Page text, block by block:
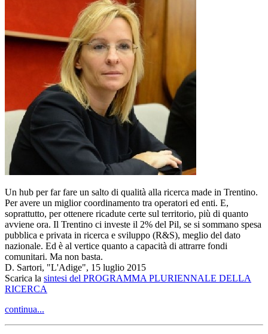
Un hub per far fare un salto di qualità alla ricerca made in Trentino.
Per avere un miglior coordinamento tra operatori ed enti. E,
soprattutto, per ottenere ricadute certe sul territorio, più di quanto
avviene ora. Il Trentino ci investe il 2% del Pil, se si sommano spesa
pubblica e privata in ricerca e sviluppo (R&S), meglio del dato
nazionale. Ed è al vertice quanto a capacità di attrarre fondi
comunitari. Ma non basta.
D. Sartori, "L'Adige", 15 luglio 2015
Scarica la sintesi del PROGRAMMA PLURIENNALE DELLA
RICERCA
continua...